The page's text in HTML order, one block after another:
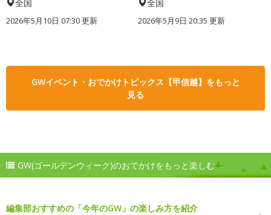
全国
2026年5月10日 07:30 更新
全国
2026年5月9日 20:35 更新
GWイベント・おでかけトピックス【甲信越】をもっと
見る
GW(ゴールデンウィーク)のおでかけをもっと楽しむ
編集部おすすめの「今年のGW」の楽しみ方を紹介